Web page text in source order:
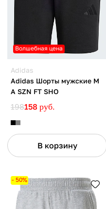
Волшебная цена
Adidas
Adidas Шорты мужские M
A SZN FT SHO
198158 руб.
В корзину
- 50%